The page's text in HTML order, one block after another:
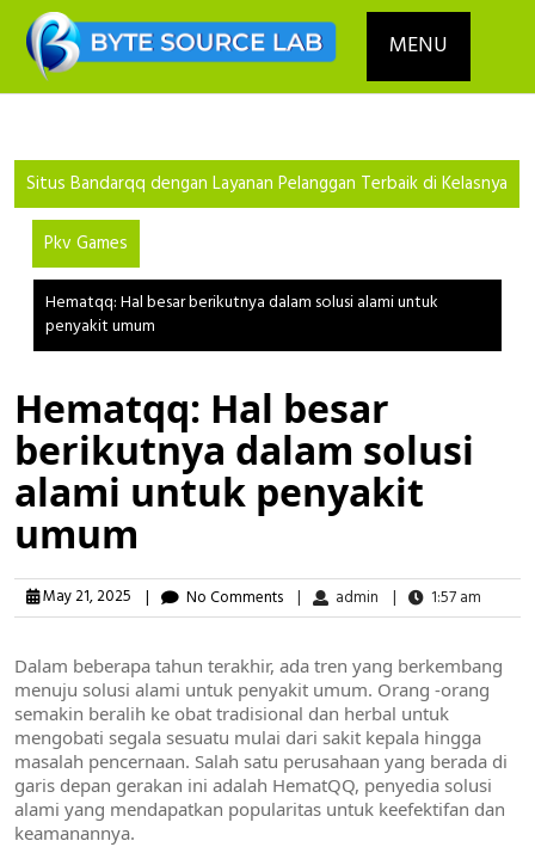
content
MENU
Situs Bandarqq dengan Layanan Pelanggan Terbaik di Kelasnya
Pkv Games
Hematqq: Hal besar berikutnya dalam solusi alami untuk
penyakit umum
Hematqq: Hal besar
berikutnya dalam solusi
alami untuk penyakit
umum
May 21, 2025 | No Comments | admin | 1:57 am
Dalam beberapa tahun terakhir, ada tren yang berkembang
menuju solusi alami untuk penyakit umum. Orang -orang
semakin beralih ke obat tradisional dan herbal untuk
mengobati segala sesuatu mulai dari sakit kepala hingga
masalah pencernaan. Salah satu perusahaan yang berada di
garis depan gerakan ini adalah HematQQ, penyedia solusi
alami yang mendapatkan popularitas untuk keefektifan dan
keamanannya.